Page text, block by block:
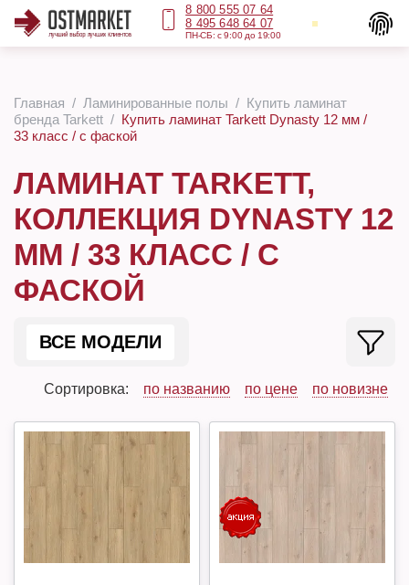
8 800 555 07 64
8 495 648 64 07
ПН-СБ: с 9:00 до 19:00
Главная Ламинированные полы
Купить ламинат
бренда Tarkett
Купить ламинат Tarkett Dynasty 12 мм /
33 класс / с фаской
ЛАМИНАТ TARKETT,
КОЛЛЕКЦИЯ DYNASTY 12
ММ / 33 КЛАСС / С
ФАСКОЙ
ВСЕ МОДЕЛИ
Сортировка: по названию по цене по новизне